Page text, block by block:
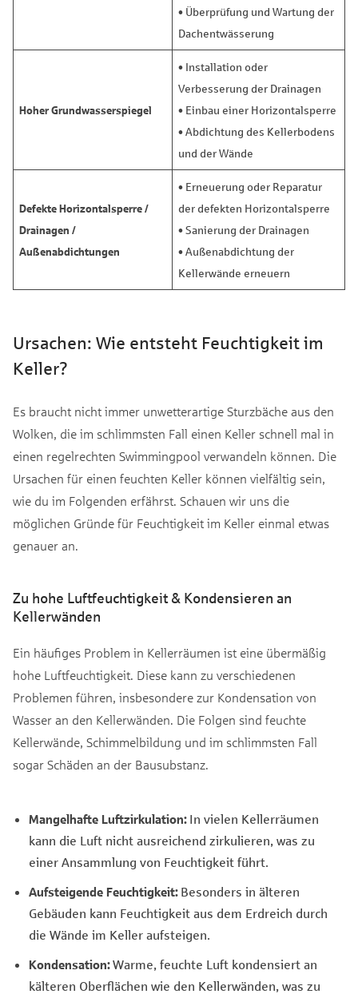
• Überprüfung und Wartung der
Dachentwässerung
Hoher Grundwasserspiegel
• Installation oder
Verbesserung der Drainagen
• Einbau einer Horizontalsperre
• Abdichtung des Kellerbodens
und der Wände
Defekte Horizontalsperre /
Drainagen /
Außenabdichtungen
• Erneuerung oder Reparatur
der defekten Horizontalsperre
• Sanierung der Drainagen
• Außenabdichtung der
Kellerwände erneuern
Ursachen: Wie entsteht Feuchtigkeit im
Keller?
Es braucht nicht immer unwetterartige Sturzbäche aus den
Wolken, die im schlimmsten Fall einen Keller schnell mal in
einen regelrechten Swimmingpool verwandeln können. Die
Ursachen für einen feuchten Keller können vielfältig sein,
wie du im Folgenden erfährst. Schauen wir uns die
möglichen Gründe für Feuchtigkeit im Keller einmal etwas
genauer an.
Zu hohe Luftfeuchtigkeit & Kondensieren an
Kellerwänden
Ein häufiges Problem in Kellerräumen ist eine übermäßig
hohe Luftfeuchtigkeit. Diese kann zu verschiedenen
Problemen führen, insbesondere zur Kondensation von
Wasser an den Kellerwänden. Die Folgen sind feuchte
Kellerwände, Schimmelbildung und im schlimmsten Fall
sogar Schäden an der Bausubstanz.
Mangelhafte Luftzirkulation: In vielen Kellerräumen
kann die Luft nicht ausreichend zirkulieren, was zu
einer Ansammlung von Feuchtigkeit führt.
Aufsteigende Feuchtigkeit: Besonders in älteren
Gebäuden kann Feuchtigkeit aus dem Erdreich durch
die Wände im Keller aufsteigen.
Kondensation:Warme, feuchte Luft kondensiert an
kälteren Oberflächen wie den Kellerwänden, was zu